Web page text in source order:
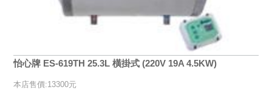
怡心牌 ES-619TH 25.3L 橫掛式 (220V 19A 4.5KW)
本店售價:13300元